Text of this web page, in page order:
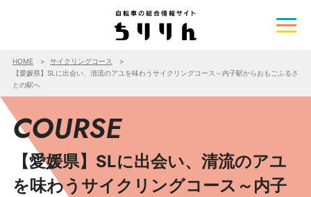
HOME
サイクリングコース
【愛媛県】SLに出会い、清流のアユを味わうサイクリングコース～内子駅からおもごふるさ
との駅へ
COURSE
【愛媛県】SLに出会い、清流のアユ
を味わうサイクリングコース～内子